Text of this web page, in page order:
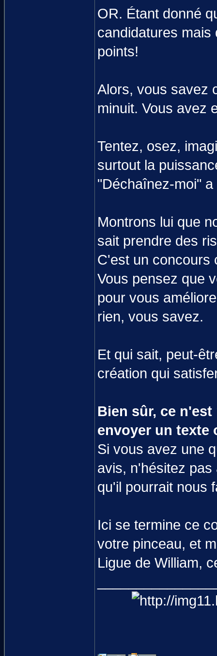
OR. Étant donné
candidatures mais
points!
Alors, vous savez
minuit. Vous avez
Tentez, osez,
surtout la
"Déchaînez-moi"
Montrons lui que
sait prendre des
C'est un concours
Vous pensez que
pour vous
rien, vous savez.
Et qui sait, peut-
création qui
Bien sûr, ce
envoyer un texte
Si vous avez une
avis, n'hésitez pas
qu'il pourrait nous
Ici se termine ce
votre pinceau, et
Ligue de William,